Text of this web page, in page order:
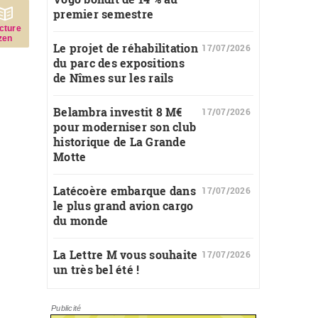
premier semestre
Le projet de réhabilitation
du parc des expositions
de Nîmes sur les rails
17/07/2026
Belambra investit 8 M€
pour moderniser son club
historique de La Grande
Motte
17/07/2026
Latécoère embarque dans
le plus grand avion cargo
du monde
17/07/2026
La Lettre M vous souhaite
un très bel été !
17/07/2026
Publicité